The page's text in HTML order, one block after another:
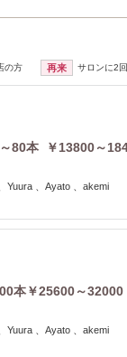
の方 再来 サロンに2
80本 ￥13800～
Yuura 、Ayato 、akemi
本￥25600～32000
Yuura 、Ayato 、akemi